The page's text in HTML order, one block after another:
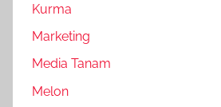
Kurma
Marketing
Media Tanam
Melon